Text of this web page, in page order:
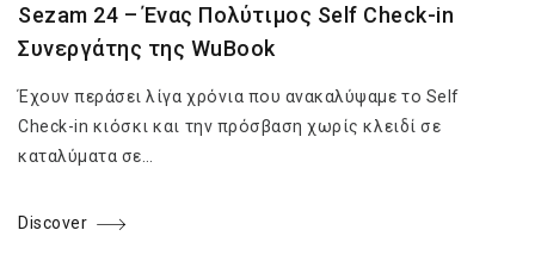
Sezam 24 – Ένας Πολύτιμος Self Check-in
Συνεργάτης της WuBook
Έχουν περάσει λίγα χρόνια που ανακαλύψαμε το Self
Check-in κιόσκι και την πρόσβαση χωρίς κλειδί σε
καταλύματα σε…
Discover